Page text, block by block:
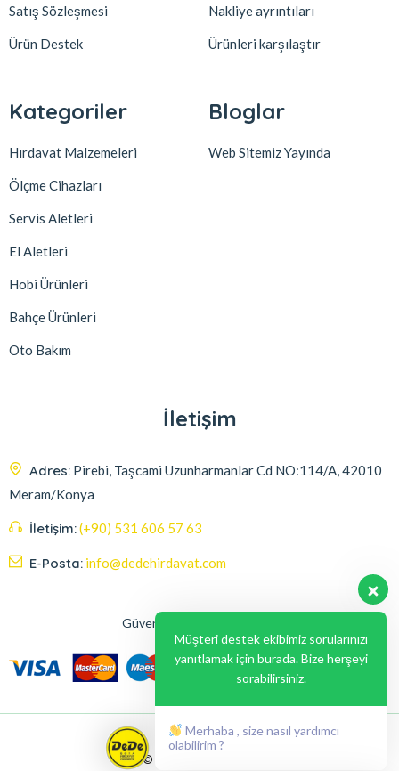
Satış Sözleşmesi
Ürün Destek
Nakliye ayrıntıları
Ürünleri karşılaştır
Kategoriler
Hırdavat Malzemeleri
Ölçme Cihazları
Servis Aletleri
El Aletleri
Hobi Ürünleri
Bahçe Ürünleri
Oto Bakım
Bloglar
Web Sitemiz Yayında
İletişim
Adres: Pirebi, Taşcami Uzunharmanlar Cd NO:114/A, 42010
Meram/Konya
İletişim:(+90) 531 606 57 63
E-Posta: info@dedehirdavat.com
Güvenli Ödeme Seçenekleri
© 2024, Liabil Dizayn
Müşteri destek ekibimiz sorularınızı
yanıtlamak için burada. Bize herşeyi
sorabilirsiniz.
Merhaba , size nasıl yardımcı
olabilirim ?